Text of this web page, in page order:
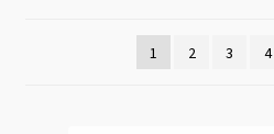
Corso meccanico bici
1 2 3 4